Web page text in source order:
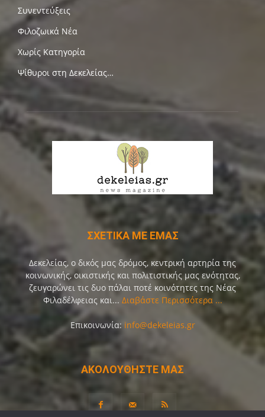
Συνεντεύξεις
Φιλοζωικά Νέα
Χωρίς Κατηγορία
Ψίθυροι στη Δεκελείας…
ΣΧΕΤΙΚΑ ΜΕ ΕΜΑΣ
Δεκελείας, ο δικός μας δρόμος, κεντρική αρτηρία της
κοινωνικής, οικιστικής και πολιτιστικής μας ενότητας,
ζευγαρώνει τις δυο πάλαι ποτέ κοινότητες της Νέας
Φιλαδέλφειας και... Διαβάστε Περισσότερα ...
Επικοινωνία: info@dekeleias.gr
ΑΚΟΛΟΥΘΗΣΤΕ ΜΑΣ